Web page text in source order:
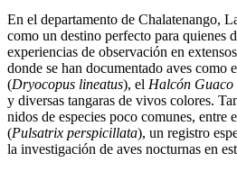
En el departamento de Chalatenango,
como un destino perfecto para quienes
experiencias de observación en
donde se han documentado aves como
(Dryocopus lineatus), el Halcón Guaco
y diversas tangaras de vivos colores.
nidos de especies poco comunes, entre
(Pulsatrix perspicillata), un registro
la investigación de aves nocturnas en